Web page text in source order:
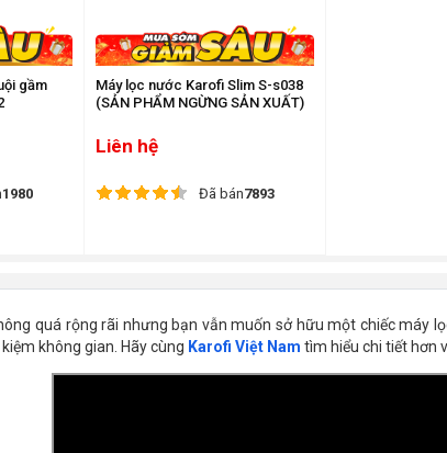
gầm
1980
Máy lọc nước Karofi Slim S-s038
(SẢN PHẨM NGỪNG SẢN XUẤT)
Liên hệ
Đã bán7893
quá rộng rãi nhưng bạn vẫn muốn sở hữu một chiếc máy
không gian. Hãy cùng Karofi Việt Nam tìm hiểu chi tiết hơn